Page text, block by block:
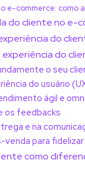
e-commerce: como
do cliente no e-
do
do
o seu
do usuário
ágil e
os feedbacks
e na
venda para
como